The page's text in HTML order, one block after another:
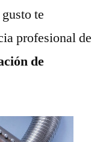
te
profesional de
de